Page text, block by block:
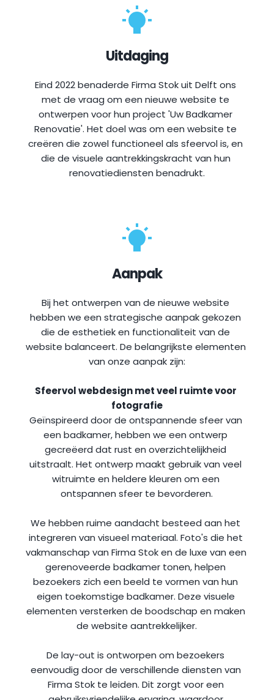
Uitdaging
Eind 2022 benaderde Firma Stok uit Delft ons
met de vraag om een nieuwe website te
ontwerpen voor hun project 'Uw Badkamer
Renovatie'. Het doel was om een website te
creëren die zowel functioneel als sfeervol is, en
die de visuele aantrekkingskracht van hun
renovatiediensten benadrukt.
Aanpak
Bij het ontwerpen van de nieuwe website
hebben we een strategische aanpak gekozen
die de esthetiek en functionaliteit van de
website balanceert. De belangrijkste elementen
van onze aanpak zijn:
Sfeervol webdesign met veel ruimte voor
fotografie
Geïnspireerd door de ontspannende sfeer van
een badkamer, hebben we een ontwerp
gecreëerd dat rust en overzichtelijkheid
uitstraalt. Het ontwerp maakt gebruik van veel
witruimte en heldere kleuren om een
ontspannen sfeer te bevorderen.
We hebben ruime aandacht besteed aan het
integreren van visueel materiaal. Foto's die het
vakmanschap van Firma Stok en de luxe van een
gerenoveerde badkamer tonen, helpen
bezoekers zich een beeld te vormen van hun
eigen toekomstige badkamer. Deze visuele
elementen versterken de boodschap en maken
de website aantrekkelijker.
De lay-out is ontworpen om bezoekers
eenvoudig door de verschillende diensten van
Firma Stok te leiden. Dit zorgt voor een